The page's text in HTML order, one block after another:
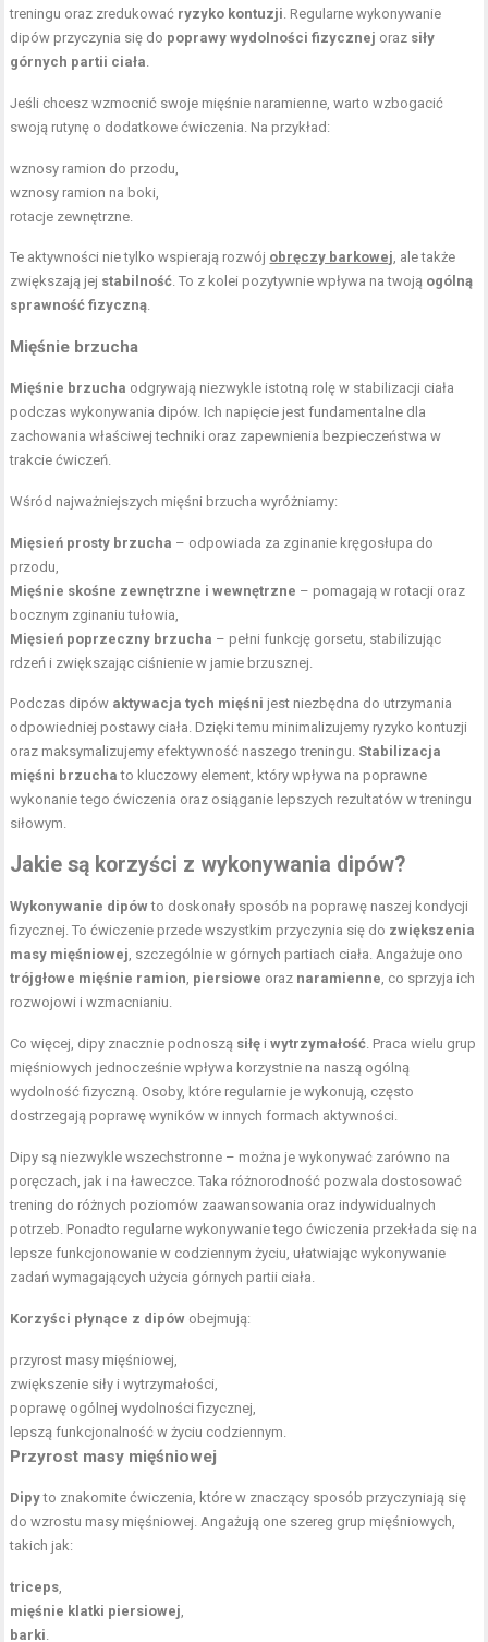
treningu oraz zredukować ryzyko kontuzji. Regularne wykonywanie
dipów przyczynia się do poprawy wydolności fizycznej oraz siły
górnych partii ciała.
Jeśli chcesz wzmocnić swoje mięśnie naramienne, warto wzbogacić
swoją rutynę o dodatkowe ćwiczenia. Na przykład:
wznosy ramion do przodu,
wznosy ramion na boki,
rotacje zewnętrzne.
Te aktywności nie tylko wspierają rozwój obręczy barkowej, ale także
zwiększają jej stabilność. To z kolei pozytywnie wpływa na twoją ogólną
sprawność fizyczną.
Mięśnie brzucha
Mięśnie brzucha odgrywają niezwykle istotną rolę w stabilizacji ciała
podczas wykonywania dipów. Ich napięcie jest fundamentalne dla
zachowania właściwej techniki oraz zapewnienia bezpieczeństwa w
trakcie ćwiczeń.
Wśród najważniejszych mięśni brzucha wyróżniamy:
Mięsień prosty brzucha – odpowiada za zginanie kręgosłupa do
przodu,
Mięśnie skośne zewnętrzne i wewnętrzne – pomagają w rotacji oraz
bocznym zginaniu tułowia,
Mięsień poprzeczny brzucha – pełni funkcję gorsetu, stabilizując
rdzeń i zwiększając ciśnienie w jamie brzusznej.
Podczas dipów aktywacja tych mięśni jest niezbędna do utrzymania
odpowiedniej postawy ciała. Dzięki temu minimalizujemy ryzyko kontuzji
oraz maksymalizujemy efektywność naszego treningu. Stabilizacja
mięśni brzucha to kluczowy element, który wpływa na poprawne
wykonanie tego ćwiczenia oraz osiąganie lepszych rezultatów w treningu
siłowym.
Jakie są korzyści z wykonywania dipów?
Wykonywanie dipówto doskonały sposób na poprawę naszej kondycji
fizycznej. To ćwiczenie przede wszystkim przyczynia się do zwiększenia
masy mięśniowej, szczególnie w górnych partiach ciała. Angażuje ono
trójgłowe mięśnie ramion, piersiowe oraz naramienne, co sprzyja ich
rozwojowi i wzmacnianiu.
Co więcej, dipy znacznie podnoszą siłę iwytrzymałość. Praca wielu grup
mięśniowych jednocześnie wpływa korzystnie na naszą ogólną
wydolność fizyczną. Osoby, które regularnie je wykonują, często
dostrzegają poprawę wyników w innych formach aktywności.
Dipy są niezwykle wszechstronne – można je wykonywać zarówno na
poręczach, jak i na ławeczce. Taka różnorodność pozwala dostosować
trening do różnych poziomów zaawansowania oraz indywidualnych
potrzeb. Ponadto regularne wykonywanie tego ćwiczenia przekłada się na
lepsze funkcjonowanie w codziennym życiu, ułatwiając wykonywanie
zadań wymagających użycia górnych partii ciała.
Korzyści płynące z dipów obejmują:
przyrost masy mięśniowej,
zwiększenie siły i wytrzymałości,
poprawę ogólnej wydolności fizycznej,
lepszą funkcjonalność w życiu codziennym.
Przyrost masy mięśniowej
Dipyto znakomite ćwiczenia, które w znaczący sposób przyczyniają się
do wzrostu masy mięśniowej. Angażują one szereg grup mięśniowych,
takich jak:
triceps,
mięśnie klatki piersiowej,
barki.